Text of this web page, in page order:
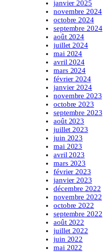
janvier 2025
novembre 2024
octobre 2024
septembre 2024
août 2024
juillet 2024
mai 2024
avril 2024
mars 2024
février 2024
janvier 2024
novembre 2023
octobre 2023
septembre 2023
août 2023
juillet 2023
juin 2023
mai 2023
avril 2023
mars 2023
février 2023
janvier 2023
décembre 2022
novembre 2022
octobre 2022
septembre 2022
août 2022
juillet 2022
juin 2022
mai 2022